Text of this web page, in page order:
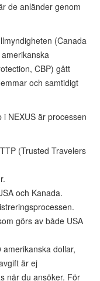
de anländer genom
(Canada
CBP) gått
och samtidigt
NEXUS är processen
(Trusted Travelers
och Kanada.
görs av både USA
dollar,
är ej
när du ansöker. För